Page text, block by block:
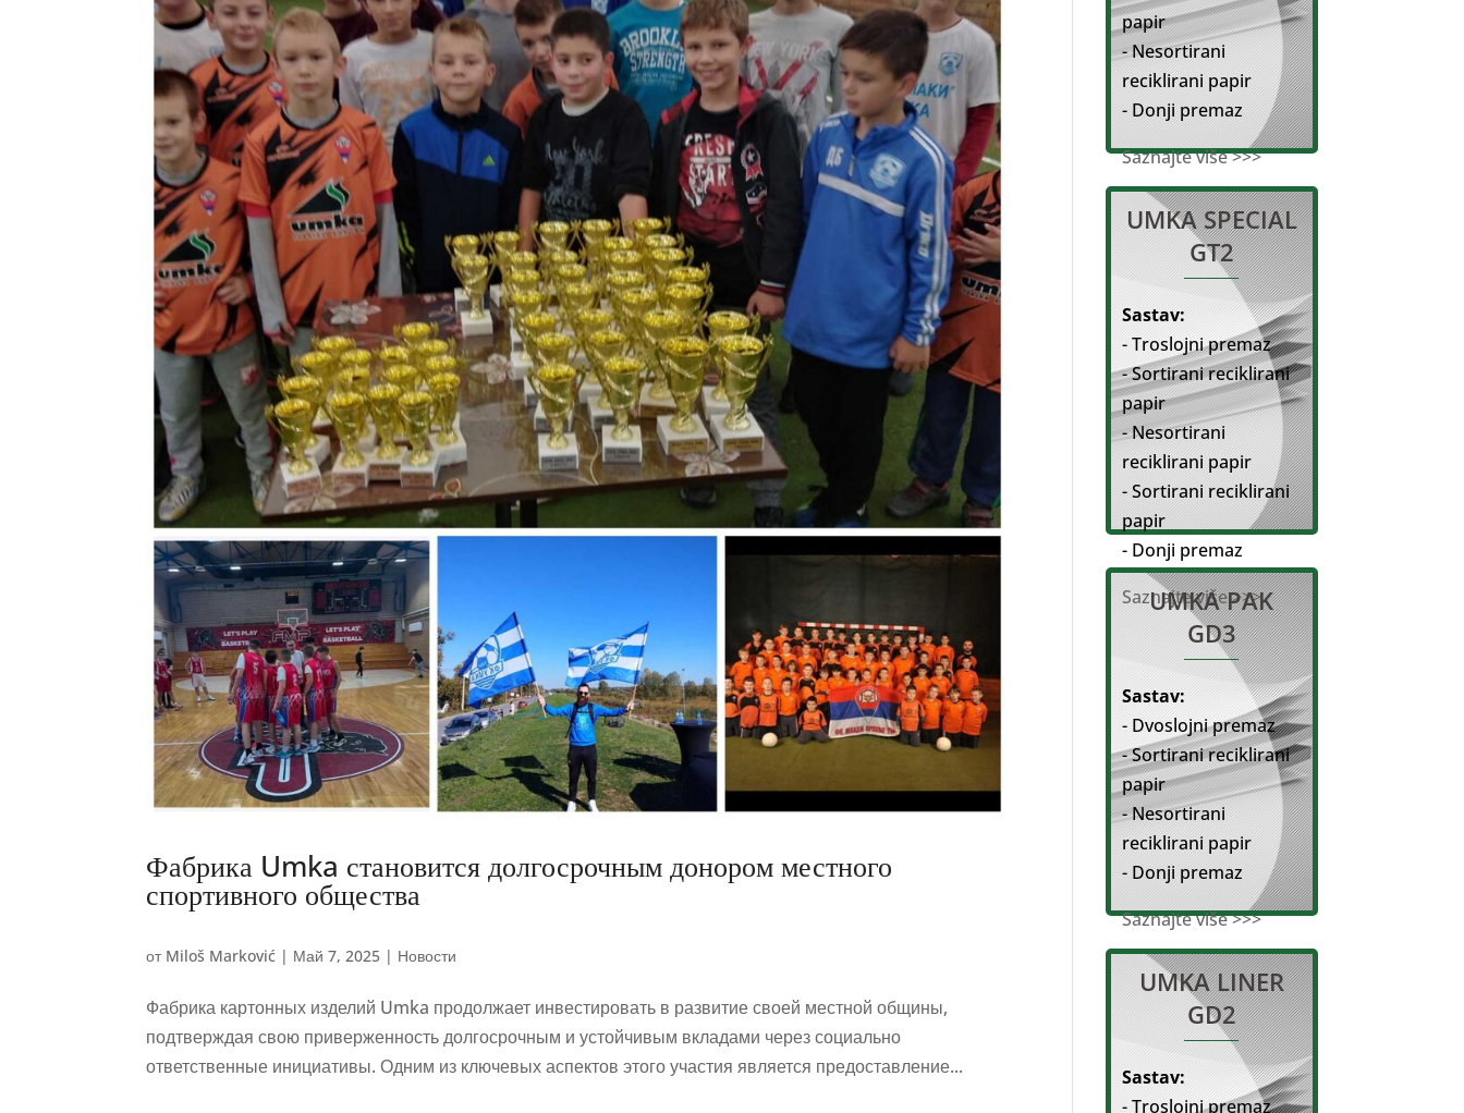
Фабрика Umka становится долгосрочным донором местного
спортивного общества
от Miloš Marković | Май 7, 2025 | Новости
Фабрика картонных изделий Umka продолжает инвестировать в развитие своей местной общины,
подтверждая свою приверженность долгосрочным и устойчивым вкладами через социально
ответственные инициативы. Одним из ключевых аспектов этого участия является предоставление...
papir
- Nesortirani
reciklirani papir
- Donji premaz
Saznajte više >>>
UMKA SPECIAL
GT2
Sastav:
- Troslojni premaz
- Sortirani reciklirani
papir
- Nesortirani
reciklirani papir
- Sortirani reciklirani
papir
- Donji premaz
Saznajte više >>>
UMKA PAK
GD3
Sastav:
- Dvoslojni premaz
- Sortirani reciklirani
papir
- Nesortirani
reciklirani papir
- Donji premaz
Saznajte više >>>
UMKA LINER
GD2
Sastav:
- Troslojni premaz